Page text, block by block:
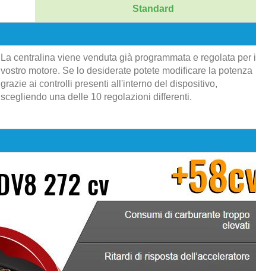
Standard
La centralina viene venduta già programmata e regolata per il
vostro motore. Se lo desiderate potete modificare la potenza
grazie ai controlli presenti all'interno del dispositivo,
scegliendo una delle 10 regolazioni differenti.